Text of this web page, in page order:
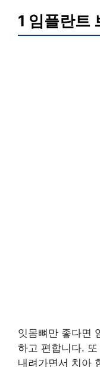
1 임플란트
잇몸뼈만 좋다면
하고 편합니다.
내려가면서 치아